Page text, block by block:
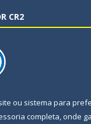
CR2
ou sistema para
completa, onde